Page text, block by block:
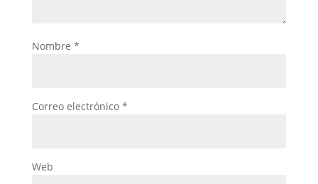
Nombre *
Correo electrónico *
Web